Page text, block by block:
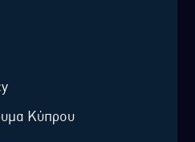
Κύπρου